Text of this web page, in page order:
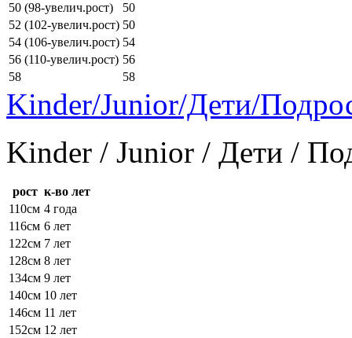
50 (98-увелич.рост)
50
52 (102-увелич.рост) 50
54 (106-увелич.рост) 54
56 (110-увелич.рост) 56
58
58
Kinder/Junior/Дети/
Kinder / Junior / Дети /
рост к-во лет
110см 4 года
116см 6 лет
122см 7 лет
128см 8 лет
134см 9 лет
140см 10 лет
146см 11 лет
152см 12 лет